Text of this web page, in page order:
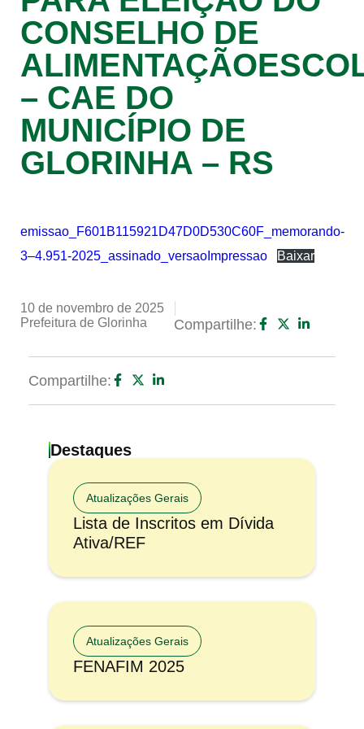
CONSELHO DE
– CAE DO
MUNICÍPIO DE
GLORINHA – RS
emissao_F601B115921D47D0D530C60F_memorando-
3–4.951-2025_assinado_versaoImpressao
Baixar
10 de novembro de 2025
Prefeitura de Glorinha
Compartilhe:
Compartilhe:
Destaques
Atualizações Gerais
Lista de Inscritos em Dívida
Ativa/REF
Atualizações Gerais
FENAFIM 2025